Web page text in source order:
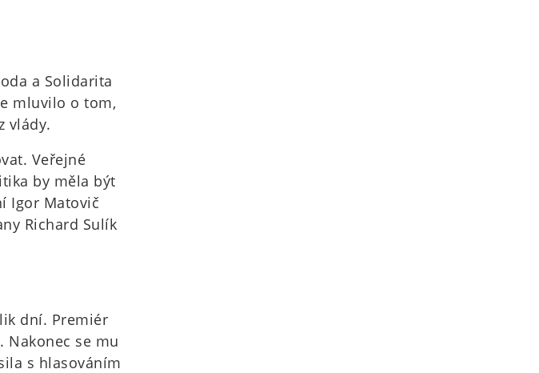
a Solidarita
mluvilo o tom,
vlády.
Veřejné
by měla být
Igor Matovič
Richard Sulík
dní. Premiér
Nakonec se mu
s hlasováním